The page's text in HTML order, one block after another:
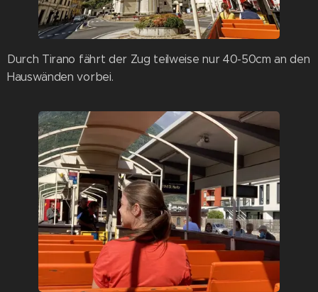
Durch Tirano fährt der Zug teilweise nur 40-50cm an den
Hauswänden vorbei.